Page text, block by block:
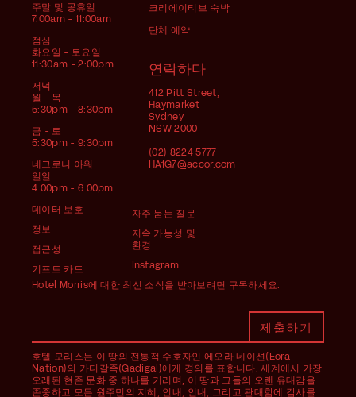
주말 및 공휴일
7:00am - 11:00am
점심
화요일 - 토요일
11:30am - 2:00pm
저녁
월 - 목
5:30pm - 8:30pm
금 - 토
5:30pm - 9:30pm
네그로니 아워
일일
4:00pm - 6:00pm
크리에이티브 숙박
단체 예약
연락하다
412 Pitt Street,
Haymarket
Sydney
NSW 2000
(02) 8224 5777
HA1G7@accor.com
데이터 보호
정보
접근성
기프트 카드
자주 묻는 질문
지속 가능성 및
환경
Instagram
Hotel Morris에 대한 최신 소식을 받아보려면 구독하세요.
호텔 모리스는 이 땅의 전통적 수호자인 에오라 네이션(Eora
Nation)의 가디갈족(Gadigal)에게 경의를 표합니다. 세계에서 가장
오래된 현존 문화 중 하나를 기리며, 이 땅과 그들의 오랜 유대감을
존중하고 모든 원주민의 지혜, 인내, 인내, 그리고 관대함에 감사를